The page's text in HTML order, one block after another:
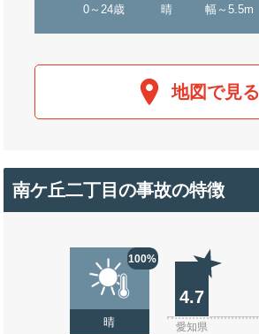
0～24歳 晴 幅～5.5m
地図で見る
南ケ丘二丁目の事故の特徴
100%
晴
4.7
愛知県